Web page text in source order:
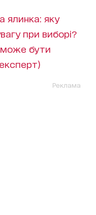
ялинка: яку
при виборі?
може бути
Реклама